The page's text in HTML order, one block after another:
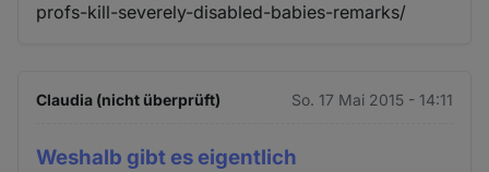
profs-kill-severely-disabled-babies-remarks/
Claudia (nicht überprüft) So. 17 Mai 2015 - 14:11
Weshalb gibt es eigentlich